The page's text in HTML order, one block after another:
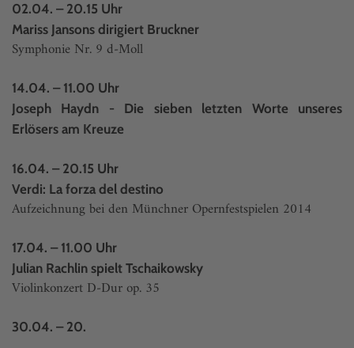
02.04. – 20.15 Uhr
Mariss Jansons dirigiert Bruckner
Symphonie Nr. 9 d-Moll
14.04. – 11.00 Uhr
Joseph Haydn - Die sieben letzten Worte unseres
Erlösers am Kreuze
16.04. – 20.15 Uhr
Verdi: La forza del destino
Aufzeichnung bei den Münchner Opernfestspielen 2014
17.04. – 11.00 Uhr
Julian Rachlin spielt Tschaikowsky
Violinkonzert D-Dur op. 35
30.04. – 20.